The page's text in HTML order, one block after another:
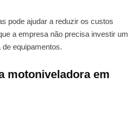
pode ajudar a reduzir os custos
a empresa não precisa investir um
equipamentos.
motoniveladora em